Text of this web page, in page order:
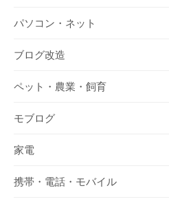
パソコン・ネット
ブログ改造
ペット・農業・飼育
モブログ
家電
携帯・電話・モバイル